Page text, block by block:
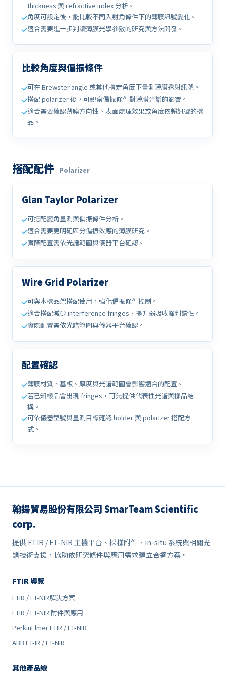
thickness 與 refractive index 分析。
角度可設定後，能比較不同入射角條件下的薄膜訊號變化。
適合需要進一步判讀薄膜光學參數的研究與方法開發。
比較角度與偏振條件
可在 Brewster angle 或其他指定角度下量測薄膜透射訊號。
搭配 polarizer 後，可觀察偏振條件對薄膜光譜的影響。
適合需要確認薄膜方向性、表面處理效果或角度依賴訊號的樣
品。
搭配配件 Polarizer
Glan Taylor Polarizer
可搭配變角量測與偏振條件分析。
適合需要更明確區分偏振效應的薄膜研究。
實際配置需依光譜範圍與儀器平台確認。
Wire Grid Polarizer
可與本樣品架搭配使用，強化偏振條件控制。
適合搭配減少 interference fringes、提升弱吸收峰判讀性。
實際配置需依光譜範圍與儀器平台確認。
配置確認
薄膜材質、基板、厚度與光譜範圍會影響適合的配置。
若已知樣品會出現 fringes，可先提供代表性光譜與樣品結
構。
可依儀器型號與量測目標確認 holder 與 polarizer 搭配方
式。
翰揚貿易股份有限公司 SmarTeam Scientific
corp.
提供 FTIR / FT-NIR 主機平台、採樣附件、in-situ 系統與相關光
譜技術支援，協助依研究條件與應用需求建立合適方案。
FTIR 導覽
FTIR / FT-NIR解決方案
FTIR / FT-NIR 附件與應用
PerkinElmer FTIR / FT-NIR
ABB FT-IR / FT-NIR
其他產品線